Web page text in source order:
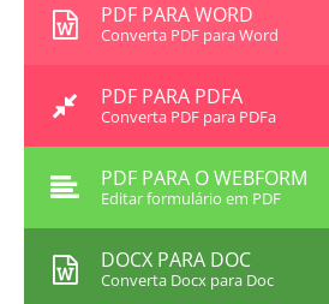
PDF PARA WORD
Converta PDF para Word
PDF PARA PDFA
Converta PDF para PDFa
PDF PARA O WEBFORM
Editar formulário em PDF
DOCX PARA DOC
Converta Docx para Doc